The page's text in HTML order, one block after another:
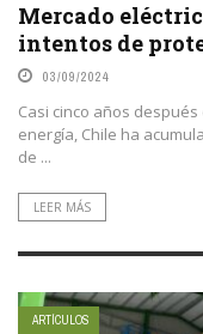
Mercado
intentos de
03/09/2024
Casi cinco años
energía, Chile ha
de ...
LEER MÁS
ARTÍCULOS